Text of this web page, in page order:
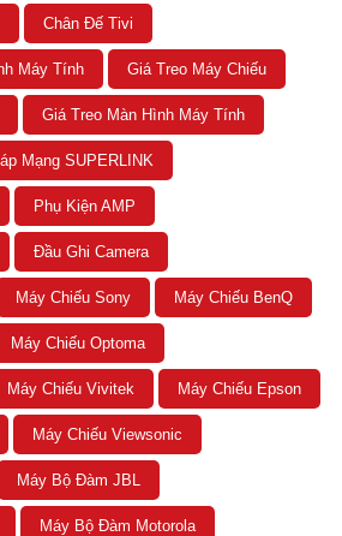
Chân Đế Tivi
Máy Tính Giá Treo Máy Chiếu
Giá Treo Màn Hình Máy Tính
Cáp Mạng SUPERLINK
Phụ Kiện AMP
Đầu Ghi Camera
Máy Chiếu Sony Máy Chiếu BenQ
Máy Chiếu Optoma
Máy Chiếu Vivitek Máy Chiếu Epson
Máy Chiếu Viewsonic
Máy Bộ Đàm JBL
Máy Bộ Đàm Motorola